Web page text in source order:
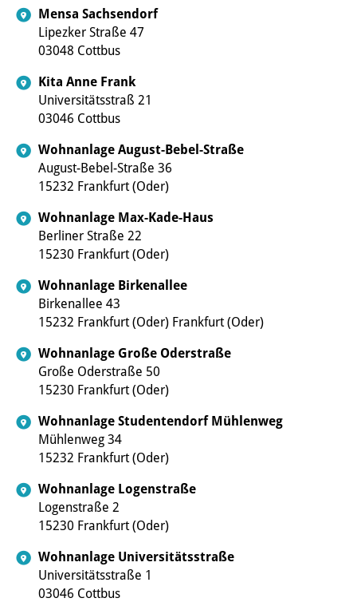
Mensa Sachsendorf
Lipezker Straße 47
03048 Cottbus
Kita Anne Frank
Universitätsstraß 21
03046 Cottbus
Wohnanlage August-Bebel-Straße
August-Bebel-Straße 36
15232 Frankfurt (Oder)
Wohnanlage Max-Kade-Haus
Berliner Straße 22
15230 Frankfurt (Oder)
Wohnanlage Birkenallee
Birkenallee 43
15232 Frankfurt (Oder) Frankfurt (Oder)
Wohnanlage Große Oderstraße
Große Oderstraße 50
15230 Frankfurt (Oder)
Wohnanlage Studentendorf Mühlenweg
Mühlenweg 34
15232 Frankfurt (Oder)
Wohnanlage Logenstraße
Logenstraße 2
15230 Frankfurt (Oder)
Wohnanlage Universitätsstraße
Universitätsstraße 1
03046 Cottbus